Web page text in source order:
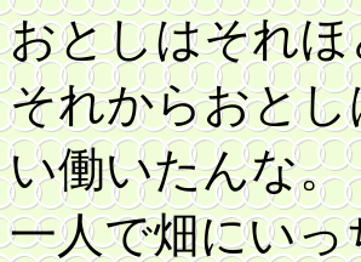
おとしはそれ
それからおと
い働いたんな。
一人で畑にい